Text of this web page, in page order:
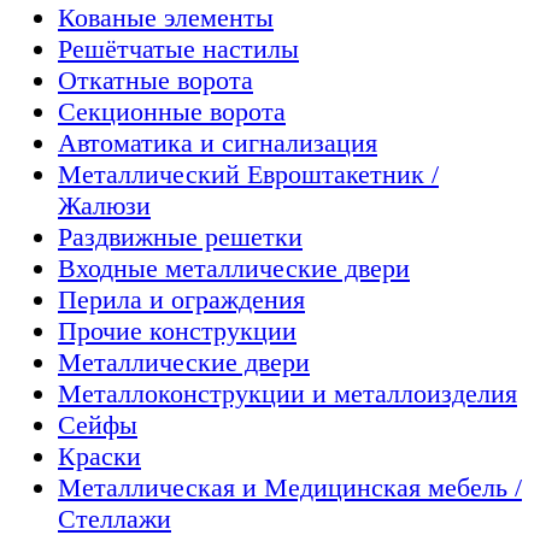
Кованые элементы
Решётчатые настилы
Откатные ворота
Секционные ворота
Автоматика и сигнализация
Металлический Евроштакетник /
Жалюзи
Раздвижные решетки
Входные металлические двери
Перила и ограждения
Прочие конструкции
Металлические двери
Металлоконструкции и металлоизделия
Сейфы
Краски
Металлическая и Медицинская мебель /
Стеллажи